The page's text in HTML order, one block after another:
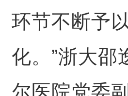
环节不断予
化。”浙大邵
尔医院党委